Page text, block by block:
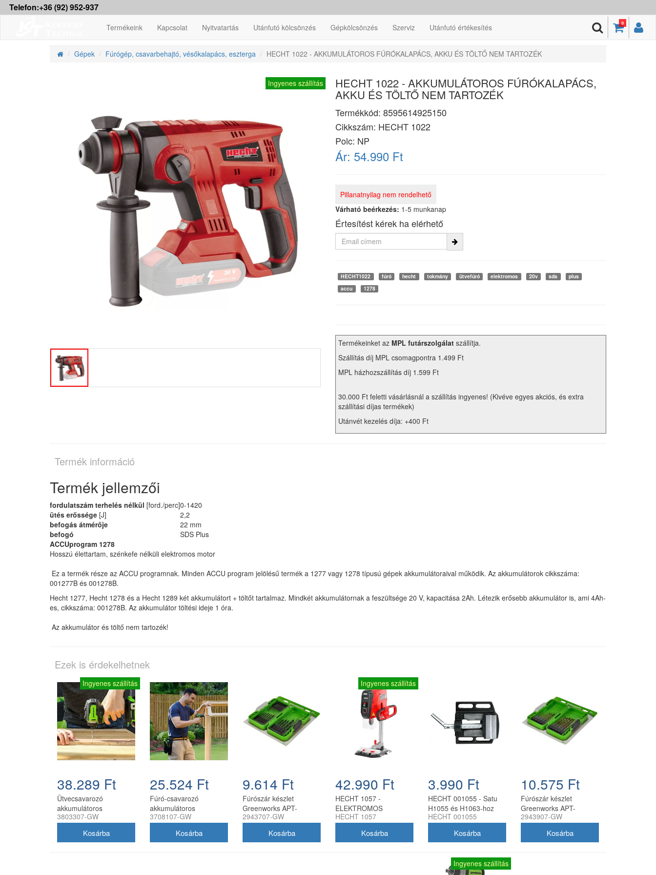
Telefon:+36 (92) 952-937
0
Termékeink Kapcsolat Nyitvatartás Utánfutó kölcsönzés Gépkölcsönzés Szerviz Utánfutó értékesítés
Gépek Fúrógép, csavarbehajtó, vésőkalapács, eszterga HECHT 1022 - AKKUMULÁTOROS FÚRÓKALAPÁCS, AKKU ÉS TÖLTŐ NEM TARTOZÉK
Ingyenes szállítás HECHT 1022 - AKKUMULÁTOROS FÚRÓKALAPÁCS,
AKKU ÉS TÖLTŐ NEM TARTOZÉK
Termékkód: 8595614925150
Cikkszám: HECHT 1022
Polc: NP
Ár: 54.990 Ft
Pillanatnyilag nem rendelhető
Várható beérkezés: 1-5 munkanap
Értesítést kérek ha elérhető
HECHT1022 fúró hecht tokmány ütvefúró elektromos 20v sds
plus
accu
1278
Termékeinket az MPL futárszolgálat szállítja.
Szállítás díj MPL csomagpontra 1.499 Ft
MPL házhozszállítás díj 1.599 Ft
30.000 Ft feletti vásárlásnál a szállítás ingyenes! (Kivéve egyes akciós, és extra
szállítási díjas termékek)
Utánvét kezelés díja: +400 Ft
Termék információ
Termék jellemzői
fordulatszám terhelés nélkül [ford./perc]0-1420
ütés erőssége [J]
2,2
befogás átmérője
22 mm
befogó
SDS Plus
ACCUprogram 1278
Hosszú élettartam, szénkefe nélküli elektromos motor
Ez a termék része az ACCU programnak. Minden ACCU program jelölésű termék a 1277 vagy 1278 típusú gépek akkumulátoraival működik. Az akkumulátorok cikkszáma:
001277B és 001278B.
Hecht 1277, Hecht 1278 és a Hecht 1289 két akkumulátort + töltőt tartalmaz. Mindkét akkumulátornak a feszültsége 20 V, kapacitása 2Ah. Létezik erősebb akkumulátor is, ami 4Ah-
es, cikkszáma: 001278B. Az akkumulátor töltési ideje 1 óra.
Az akkumulátor és töltő nem tartozék!
Ezek is érdekelhetnek
Ingyenes szállítás
38.289 Ft
Ütvecsavarozó
akkumulátoros
Greenworks GD24D200
3803307-GW
25.524 Ft
Fúró-csavarozó
akkumulátoros
Greenworks DD345
3708107-GW
9.614 Ft
Fúrószár készlet
Greenworks APT-
21BODS-GW 21 darabos
2943707-GW
Ingyenes szállítás
42.990 Ft
HECHT 1057 -
ELEKTROMOS
OSZLOPOS FÚRÓGÉP
HECHT 1057
3.990 Ft
HECHT 001055 - Satu
H1055 és H1063-hoz
HECHT 001055
10.575 Ft
Fúrószár készlet
Greenworks APT-
22TCHDB-GW 22
2943907-GW
Ingyenes szállítás